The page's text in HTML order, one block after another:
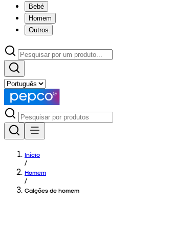
Bebé
Homem
Outros
Início
/
Homem
/
Calções de homem